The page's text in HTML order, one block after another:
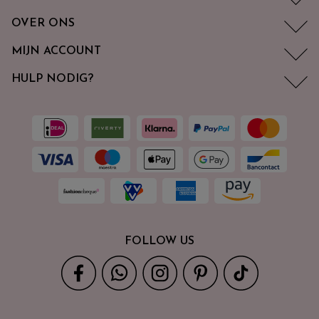
OVER ONS
MIJN ACCOUNT
HULP NODIG?
FOLLOW US